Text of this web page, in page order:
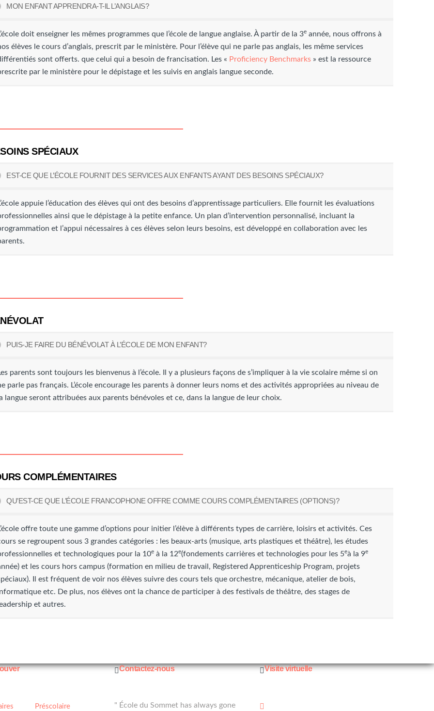
MON ENFANT APPRENDRA-T-IL L’ANGLAIS?
doit enseigner les mêmes programmes que l’école de langue anglaise. À partir de la 3e année, nous offrons à
élèves le cours d’anglais, prescrit par le ministère. Pour l’élève qui ne parle pas anglais, les même services
sont offerts. que celui qui a besoin de francisation. Les « Proficiency Benchmarks » est la ressource
par le ministère pour le dépistage et les suivis en anglais langue seconde.
SPÉCIAUX
EST-CE QUE L’ÉCOLE FOURNIT DES SERVICES AUX ENFANTS AYANT DES BESOINS SPÉCIAUX?
appuie l’éducation des élèves qui ont des besoins d’apprentissage particuliers. Elle fournit les évaluations
ainsi que le dépistage à la petite enfance. Un plan d’intervention personnalisé, incluant la
et l’appui nécessaires à ces élèves selon leurs besoins, est développé en collaboration avec les
PUIS-JE FAIRE DU BÉNÉVOLAT À L’ÉCOLE DE MON ENFANT?
parents sont toujours les bienvenus à l’école. Il y a plusieurs façons de s’impliquer à la vie scolaire même si on
parle pas français. L’école encourage les parents à donner leurs noms et des activités appropriées au niveau de
langue seront attribuées aux parents bénévoles et ce, dans la langue de leur choix.
COMPLÉMENTAIRES
QU’EST-CE QUE L’ÉCOLE FRANCOPHONE OFFRE COMME COURS COMPLÉMENTAIRES (OPTIONS)?
offre toute une gamme d’options pour initier l’élève à différents types de carrière, loisirs et activités. Ces
se regroupent sous 3 grandes catégories : les beaux-arts (musique, arts plastiques et théâtre), les études
et technologiques pour la 10e à la 12e(fondements carrières et technologies pour les 5eà la 9e
et les cours hors campus (formation en milieu de travail, Registered Apprenticeship Program, projets
Il est fréquent de voir nos élèves suivre des cours tels que orchestre, mécanique, atelier de bois,
etc. De plus, nos élèves ont la chance de participer à des festivals de théâtre, des stages de
et autres.
Contactez-nous Visite virtuelle
Préscolaire " École du Sommet has always gone